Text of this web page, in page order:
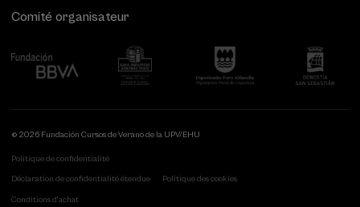
Comité organisateur
© 2026 Fundación Cursos de Verano de la UPV/EHU
Politique de confidentialité
Déclaration de confidentialité étendue Politique des cookies
Conditions d'achat